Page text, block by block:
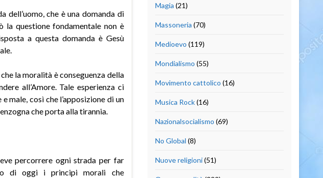
dell’uomo, che è una domanda di
la questione fondamentale non è
a questa domanda è Gesù
la moralità è conseguenza della
all’Amore. Tale esperienza ci
male, così che l’apposizione di un
che porta alla tirannia.
percorrere ogni strada per far
di oggi i principi morali che
Magia (21)
Massoneria (70)
Medioevo (119)
Mondialismo (55)
Movimento cattolico (16)
Musica Rock(16)
Nazionalsocialismo (69)
No Global (8)
Nuove religioni(51)